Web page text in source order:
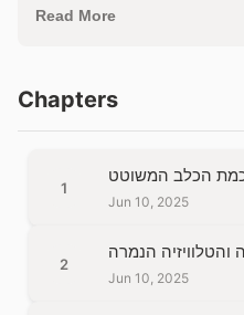
את הפח האשפה המושלם. האם
Read More
Chapters
1
Jun 10, 2025
2
Jun 10, 2025